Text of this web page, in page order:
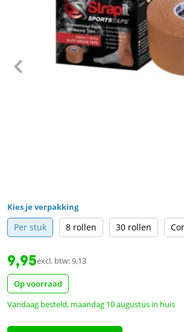
Kies je verpakking
Per stuk 8 rollen 30 rollen
9,95excl. btw: 9,13
Op voorraad
Vandaag besteld, maandag 10 augustus in huis